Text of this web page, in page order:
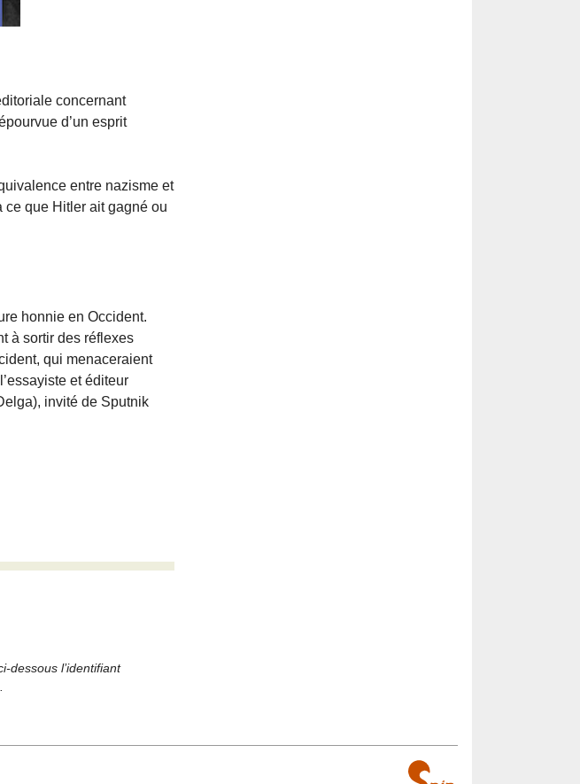
concernant
d’un esprit
entre nazisme et
ce que Hitler ait gagné ou
honnie en Occident.
à sortir des réflexes
qui menaceraient
et éditeur
invité de Sputnik
dessous l’identifiant